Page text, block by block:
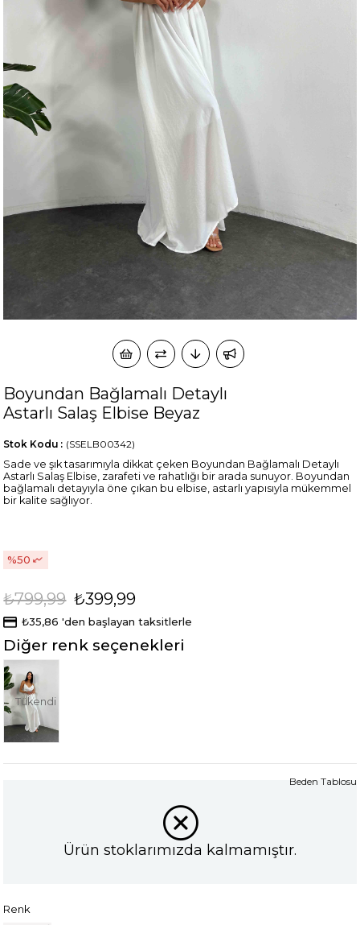
Boyundan Bağlamalı Detaylı
Astarlı Salaş Elbise Beyaz
(SSELB00342)
Stok Kodu
Sade ve şık tasarımıyla dikkat çeken Boyundan Bağlamalı Detaylı
Astarlı Salaş Elbise, zarafeti ve rahatlığı bir arada sunuyor. Boyundan
bağlamalı detayıyla öne çıkan bu elbise, astarlı yapısıyla mükemmel
bir kalite sağlıyor.
50
₺799,99 ₺399,99
₺35,86 'den başlayan taksitlerle
Diğer renk seçenekleri
Tükendi
Ürün stoklarımızda kalmamıştır.
Renk
Beden Tablosu
okudum onay veriyorum.
KVKK kapsamında tarafınızca korunmasını, sms ve
WhatsApp üzerinden bilgilendirmeleri almayı
Çevir Kazan